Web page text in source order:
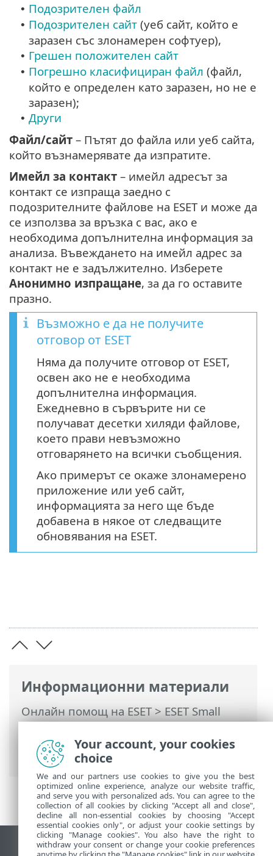
Информационни материали
Онлайн помощ на ESET>ESET Small
Business Security>Работа с ESET Small
Business Security>Инструменти>
Изпращане на файл за анализ
• Подозрителен файл
• Подозрителен сайт (уеб сайт, който е
заразен със злонамерен софтуер),
• Грешен положителен сайт
• Погрешно класифициран файл (файл,
който е определен като заразен, но не е
заразен);
• Други
Файл/сайт – Пътят до файла или уеб сайта,
който възнамерявате да изпратите.
Имейл за контакт – имейл адресът за
контакт се изпраща заедно с
подозрителните файлове на ESET и може да
се използва за връзка с вас, ако е
необходима допълнителна информация за
анализа. Въвеждането на имейл адрес за
контакт не е задължително. Изберете
Анонимно изпращане, за да го оставите
празно.
Възможно е да не получите
отговор от ESET
Няма да получите отговор от ESET,
освен ако не е необходима
допълнителна информация.
Ежедневно в сървърите ни се
получават десетки хиляди файлове,
което прави невъзможно
отговарянето на всички съобщения.
Ако примерът се окаже злонамерено
приложение или уеб сайт,
информацията за него ще бъде
добавена в някое от следващите
обновявания на ESET.
Преглед на настолна версия на сайт
Your account, your cookies
choice
We and our partners use cookies to give you the best
optimized online experience, analyze our website traffic,
and serve you with personalized ads. You can agree to the
collection of all cookies by clicking "Accept all and close",
decline all non-essential cookies by choosing "Accept
essential cookies only", or adjust your cookie settings by
clicking "Manage cookies". You also have the right to
withdraw your consent or change your cookie preferences